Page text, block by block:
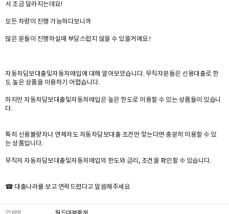
서 조금 달라지는데요!
모든 차량이 진행 가능하다보니까
많은 분들이 진행하실때 부담스럽지 않을 수 있을거에요 !
자동차담보대출및자동차매입에 대해 알아보았습니다. 무직자분들은 신용대출로 한
도 높은 상품을 이용하기 어렵습니다.
하지만 자동차담보대출및자동차매입은 높은 한도로 이용할 수 있는 상품들이 있습니
다.
특히 신용불량자나 연체자도 자동차담보대출 조건만 맞는다면 충분히 이용할 수 있
는 상품입니다.
무직자 자동차담보대출및자동차매입의 한도와 금리, 조건을 확인할 수 있습니다.
☎ 대출나라를 보고 연락드렸다고 말씀해주세요